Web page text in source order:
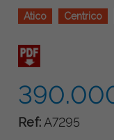
Atico Centrico
Ref: A7295